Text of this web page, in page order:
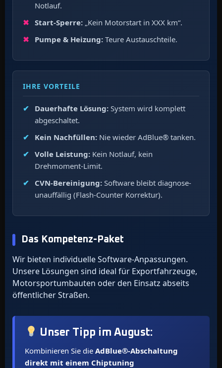
Notlauf.
Start-Sperre: „Kein Motorstart in XXX km“.
Pumpe & Heizung: Teure Austauschteile.
IHRE VORTEILE
Dauerhafte Lösung: System wird komplett
abgeschaltet.
Kein Nachfüllen: Nie wieder AdBlue® tanken.
Volle Leistung: Kein Notlauf, kein
Drehmoment-Limit.
CVN-Bereinigung: Software bleibt diagnose-
unauffällig (Flash-Counter Korrektur).
Das Kompetenz-Paket
Wir bieten individuelle Software-Anpassungen.
Unsere Lösungen sind ideal für Exportfahrzeuge,
Motorsportumbauten oder den Einsatz abseits
öffentlicher Straßen.
Unser Tipp imAugust:
Kombinieren Sie die AdBlue®-Abschaltung
direkt mit einem Chiptuning